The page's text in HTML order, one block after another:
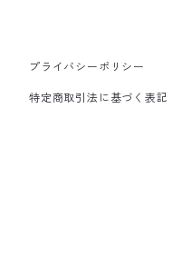
プライバシーポリシー
特定商取引法に基づく表記